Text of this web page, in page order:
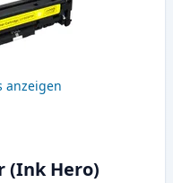
anzeigen
(Ink Hero)